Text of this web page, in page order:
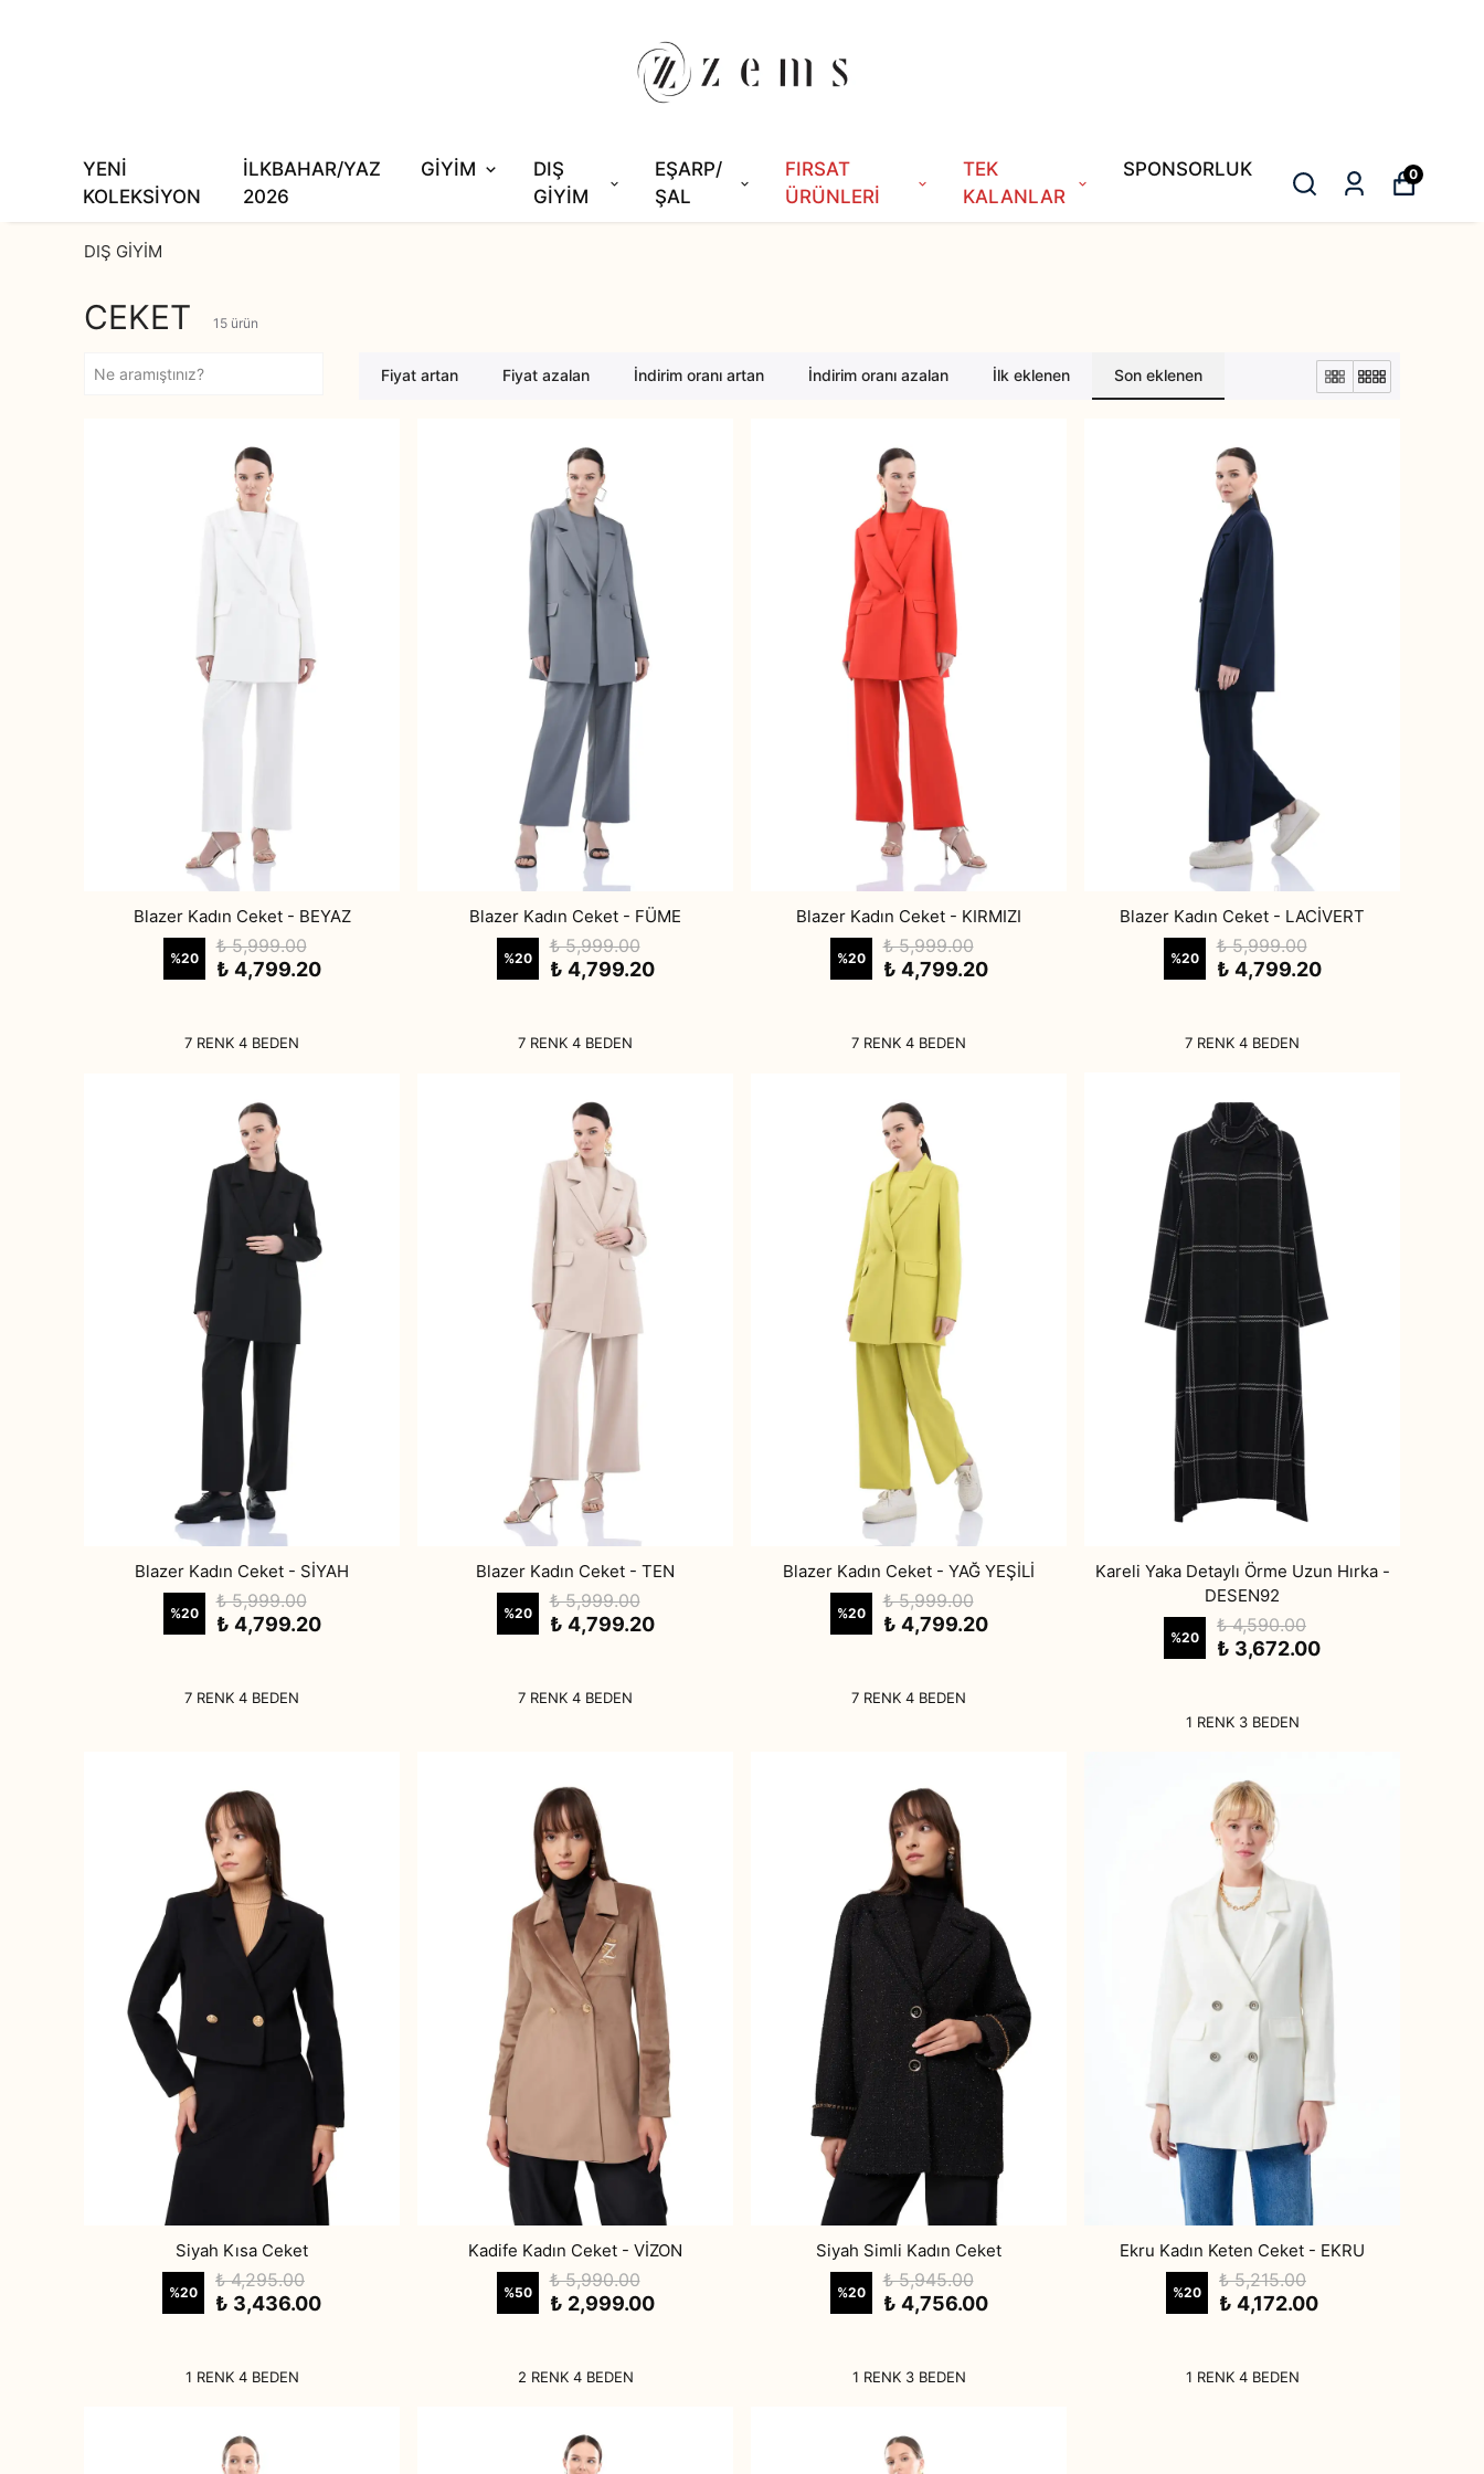
YENİ
KOLEKSİYON
İLKBAHAR/YAZ
2026
GİYİM
DIŞ
GİYİM
EŞARP/
ŞAL
FIRSAT
ÜRÜNLERİ
TEK
KALANLAR
SPONSORLUK 0
DIŞ GİYİM
CEKET 15 ürün
Fiyat artan Fiyat azalan İndirim oranı artan İndirim oranı azalan İlk eklenen Son eklenen
Blazer Kadın Ceket - BEYAZ
%20
₺ 5,999.00
₺ 4,799.20
7 RENK 4 BEDEN
Blazer Kadın Ceket - FÜME
%20
₺ 5,999.00
₺ 4,799.20
7 RENK 4 BEDEN
Blazer Kadın Ceket - KIRMIZI
%20
₺ 5,999.00
₺ 4,799.20
7 RENK 4 BEDEN
Blazer Kadın Ceket - LACİVERT
%20
₺ 5,999.00
₺ 4,799.20
7 RENK 4 BEDEN
Blazer Kadın Ceket - SİYAH
%20
₺ 5,999.00
₺ 4,799.20
7 RENK 4 BEDEN
Blazer Kadın Ceket - TEN
%20
₺ 5,999.00
₺ 4,799.20
7 RENK 4 BEDEN
Blazer Kadın Ceket - YAĞ YEŞİLİ
%20
₺ 5,999.00
₺ 4,799.20
7 RENK 4 BEDEN
Kareli Yaka Detaylı Örme Uzun Hırka -
DESEN92
%20
₺ 4,590.00
₺ 3,672.00
1 RENK 3 BEDEN
Siyah Kısa Ceket
%20
₺ 4,295.00
₺ 3,436.00
1 RENK 4 BEDEN
Kadife Kadın Ceket - VİZON
%50
₺ 5,990.00
₺ 2,999.00
2 RENK 4 BEDEN
Siyah Simli Kadın Ceket
%20
₺ 5,945.00
₺ 4,756.00
1 RENK 3 BEDEN
Ekru Kadın Keten Ceket - EKRU
%20
₺ 5,215.00
₺ 4,172.00
1 RENK 4 BEDEN